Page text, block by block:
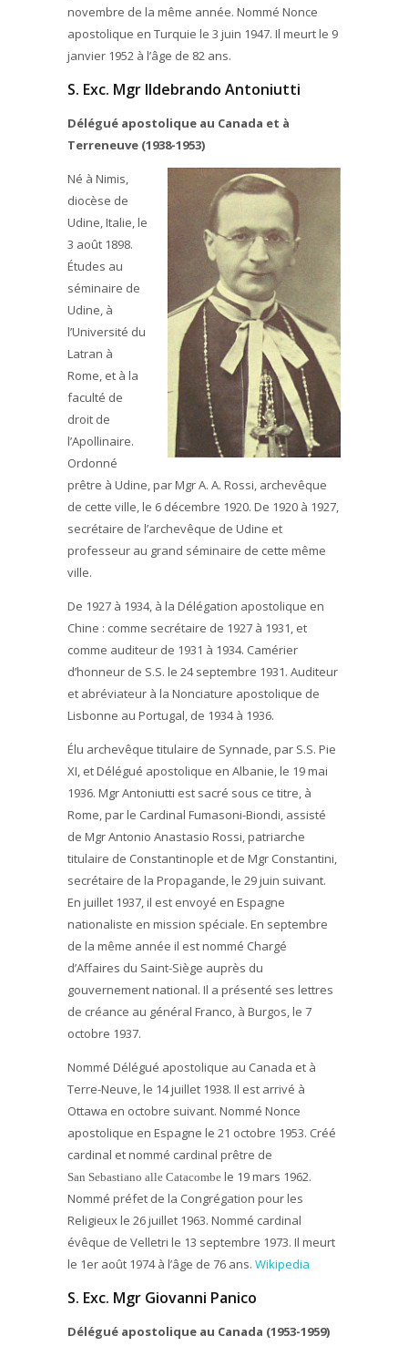
novembre de la même année. Nommé Nonce
apostolique en Turquie le 3 juin 1947. Il meurt le 9
janvier 1952 à l’âge de 82 ans.
S. Exc. Mgr Ildebrando Antoniutti
Délégué apostolique au Canada et à
Terreneuve (1938-1953)
Né à Nimis,
diocèse de
Udine, Italie, le
3 août 1898.
Études au
séminaire de
Udine, à
l’Université du
Latran à
Rome, et à la
faculté de
droit de
l’Apollinaire.
Ordonné
prêtre à Udine, par Mgr A. A. Rossi, archevêque
de cette ville, le 6 décembre 1920. De 1920 à 1927,
secrétaire de l’archevêque de Udine et
professeur au grand séminaire de cette même
ville.
De 1927 à 1934, à la Délégation apostolique en
Chine : comme secrétaire de 1927 à 1931, et
comme auditeur de 1931 à 1934. Camérier
d’honneur de S.S. le 24 septembre 1931. Auditeur
et abréviateur à la Nonciature apostolique de
Lisbonne au Portugal, de 1934 à 1936.
Élu archevêque titulaire de Synnade, par S.S. Pie
XI, et Délégué apostolique en Albanie, le 19 mai
1936. Mgr Antoniutti est sacré sous ce titre, à
Rome, par le Cardinal Fumasoni-Biondi, assisté
de Mgr Antonio Anastasio Rossi, patriarche
titulaire de Constantinople et de Mgr Constantini,
secrétaire de la Propagande, le 29 juin suivant.
En juillet 1937, il est envoyé en Espagne
nationaliste en mission spéciale. En septembre
de la même année il est nommé Chargé
d’Affaires du Saint-Siège auprès du
gouvernement national. Il a présenté ses lettres
de créance au général Franco, à Burgos, le 7
octobre 1937.
Nommé Délégué apostolique au Canada et à
Terre-Neuve, le 14 juillet 1938. Il est arrivé à
Ottawa en octobre suivant. Nommé Nonce
apostolique en Espagne le 21 octobre 1953. Créé
cardinal et nommé cardinal prêtre de
San Sebastiano alle Catacombe le 19 mars 1962.
Nommé préfet de la Congrégation pour les
Religieux le 26 juillet 1963. Nommé cardinal
évêque de Velletri le 13 septembre 1973. Il meurt
le 1er août 1974 à l’âge de 76 ans. Wikipedia
S. Exc. Mgr Giovanni Panico
Délégué apostolique au Canada (1953-1959)